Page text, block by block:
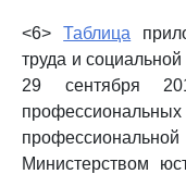
<6>Таблица
труда и
29 сентября
профессиональной
Министерством